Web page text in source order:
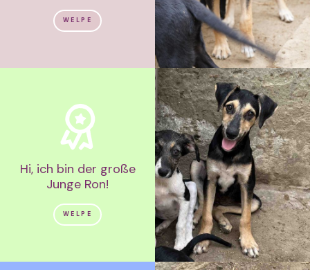
WELPE
Hi, ich bin der große
Junge Ron!
WELPE